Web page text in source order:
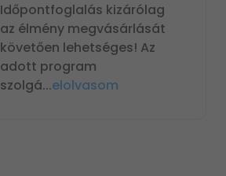
Időpontfoglalás kizárólag
az élmény megvásárlását
követően lehetséges! Az
adott program
szolgá...elolvasom